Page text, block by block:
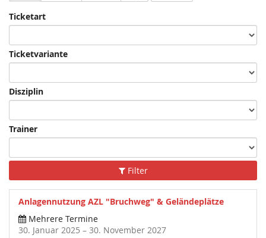
Ticketart
Ticketvariante
Disziplin
Trainer
Filter
Anlagennutzung AZL "Bruchweg" & Geländeplätze
Mehrere Termine
30. Januar 2025 – 30. November 2027